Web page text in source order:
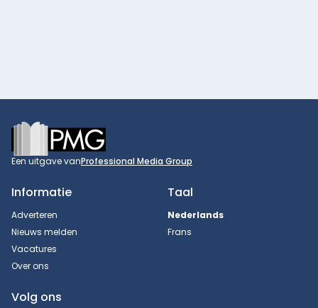
Footer
Een uitgave vanProfessional Media Group
Informatie
Adverteren
Nieuws melden
Vacatures
Over ons
Taal
Nederlands
Frans
Volg ons